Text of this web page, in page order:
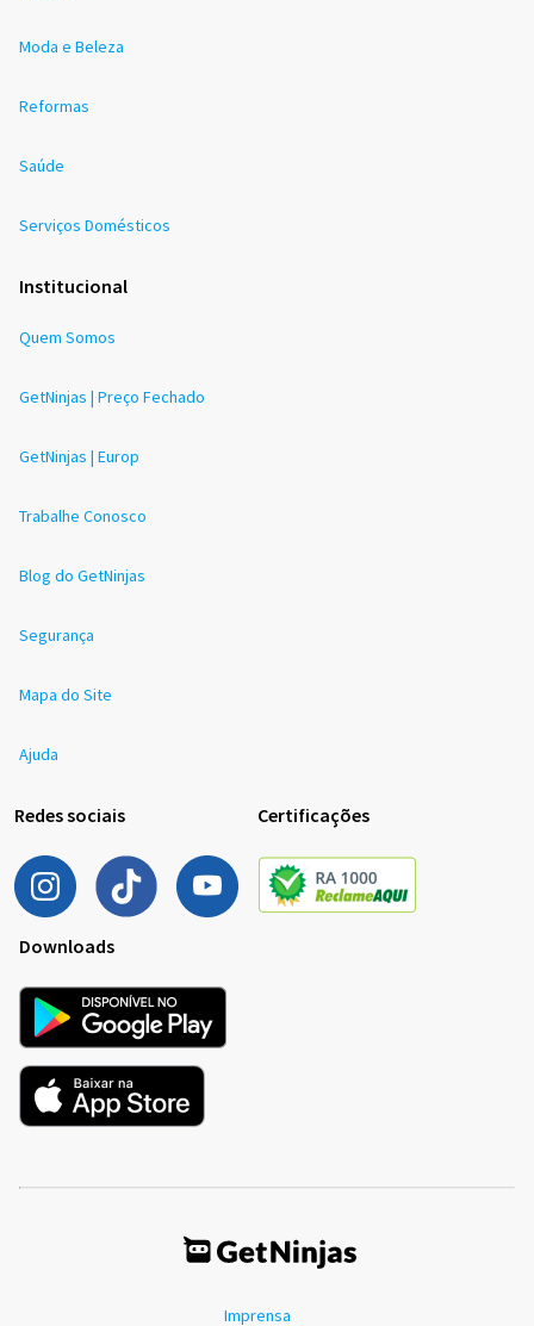
Moda e Beleza
Reformas
Saúde
Serviços Domésticos
Institucional
Quem Somos
GetNinjas | Preço Fechado
GetNinjas | Europ
Trabalhe Conosco
Blog do GetNinjas
Segurança
Mapa do Site
Ajuda
Redes sociais Certificações
Downloads
Imprensa